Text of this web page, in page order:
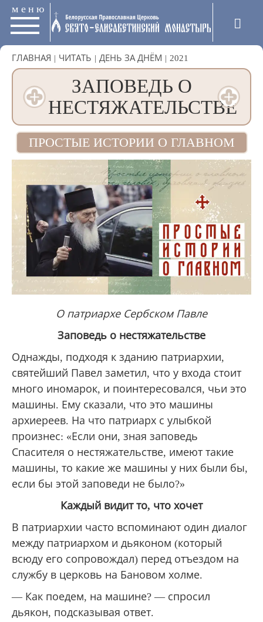
меню
ГЛАВНАЯ | ЧИТАТЬ | ДЕНЬ ЗА ДНЁМ | 2021
ЗАПОВЕДЬ О
НЕСТЯЖАТЕЛЬСТВЕ
ПРОСТЫЕ ИСТОРИИ О ГЛАВНОМ
О патриархе Сербском Павле
Заповедь о нестяжательстве
Однажды, подходя к зданию патриархии,
святейший Павел заметил, что у входа стоит
много иномарок, и поинтересовался, чьи это
машины. Ему сказали, что это машины
архиереев. На что патриарх с улыбкой
произнес: «Если они, зная заповедь
Спасителя о нестяжательстве, имеют такие
машины, то какие же машины у них были бы,
если бы этой заповеди не было?»
Каждый видит то, что хочет
В патриархии часто вспоминают один диалог
между патриархом и дьяконом (который
всюду его сопровождал) перед отъездом на
службу в церковь на Бановом холме.
— Как поедем, на машине? — спросил
дьякон, подсказывая ответ.